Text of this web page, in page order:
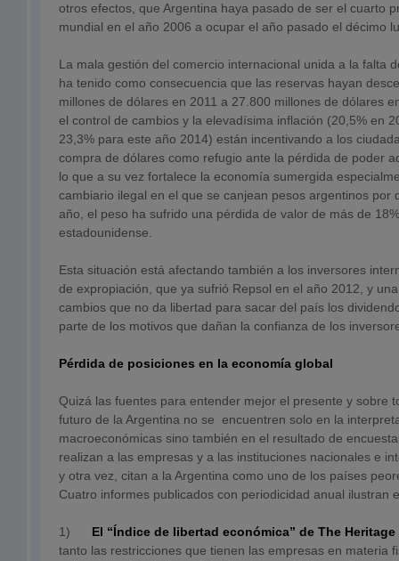
otros efectos, que Argentina haya pasado de ser el cuarto
mundial en el año 2006 a ocupar el año pasado el décimo
La mala gestión del comercio internacional unida a la falta
ha tenido como consecuencia que las reservas hayan
millones de dólares en 2011 a 27.800 millones de dólares
el control de cambios y la elevadísima inflación (20,5% en
23,3% para este año 2014) están incentivando a los
compra de dólares como refugio ante la pérdida de poder
lo que a su vez fortalece la economía sumergida
cambiario ilegal en el que se canjean pesos argentinos por
año, el peso ha sufrido una pérdida de valor de más de
estadounidense.
Esta situación está afectando también a los inversores
de expropiación, que ya sufrió Repsol en el año 2012, y
cambios que no da libertad para sacar del país los
parte de los motivos que dañan la confianza de los
Pérdida de posiciones en la economía global
Quizá las fuentes para entender mejor el presente y sobre
futuro de la Argentina no se encuentren solo en la
macroeconómicas sino también en el resultado de
realizan a las empresas y a las instituciones nacionales e
y otra vez, citan a la Argentina como uno de los países
Cuatro informes publicados con periodicidad anual ilustran
1) El “Índice de libertad económica” de The
tanto las restricciones que tienen las empresas en materia